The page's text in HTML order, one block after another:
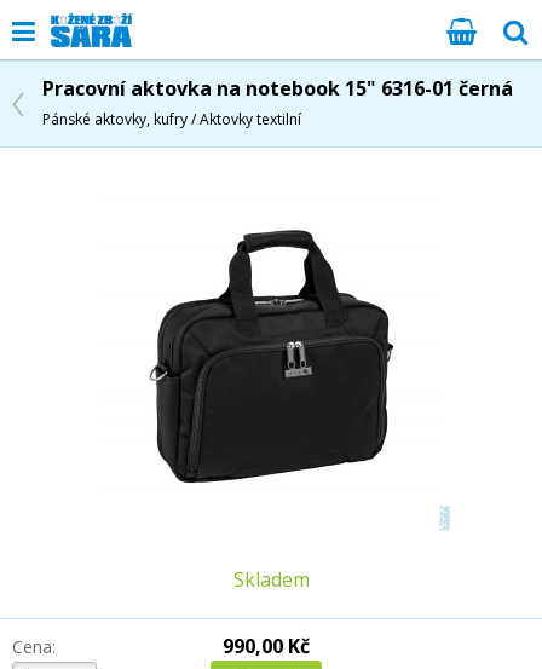
Pracovní aktovka na notebook 15" 6316-01 černá
Pánské aktovky, kufry / Aktovky textilní
Skladem
Cena: 990,00 Kč